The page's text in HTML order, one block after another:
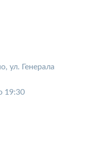
ул. Генерала
19:30